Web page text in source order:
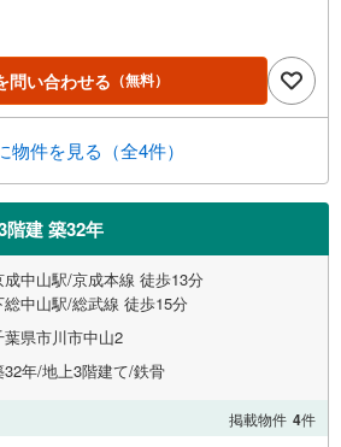
問い合わせる （無料）
物件を見る（全4件）
階建 築32年
成中山駅/京成本線 徒歩13分
総中山駅/総武線 徒歩15分
葉県市川市中山2
32年/地上3階建て/鉄骨
掲載物件 4件